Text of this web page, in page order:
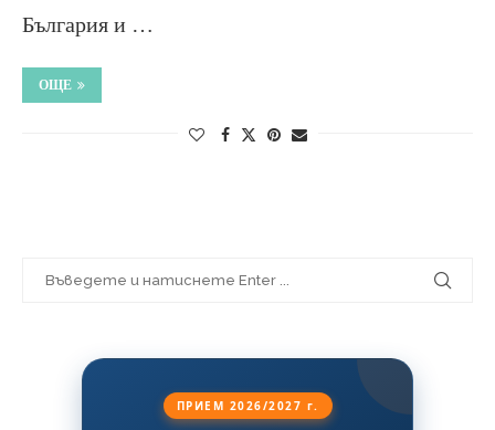
България и …
ОЩЕ
ПРИЕМ 2026/2027 г.